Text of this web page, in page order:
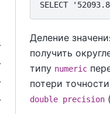
Деление
получить
типу numeric
потери
double precision